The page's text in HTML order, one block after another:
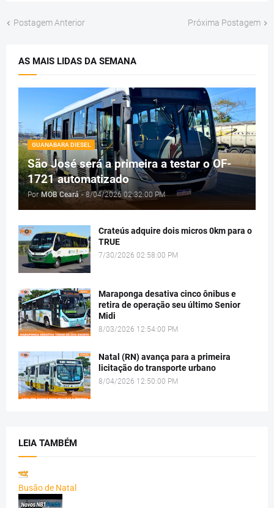
Postagem Anterior Próxima Postagem
AS MAIS LIDAS DA SEMANA
GUANABARA DIESEL
São José será a primeira a testar o OF-
1721 automatizado
Por MOB Ceará - 8/04/2026 02:32:00 PM
Crateús adquire dois micros 0km para o
TRUE
7/30/2026 02:58:00 PM
Maraponga desativa cinco ônibus e
retira de operação seu último Senior
Midi
8/03/2026 12:54:00 PM
Natal (RN) avança para a primeira
licitação do transporte urbano
8/04/2026 12:50:00 PM
LEIA TAMBÉM
Busão de Natal